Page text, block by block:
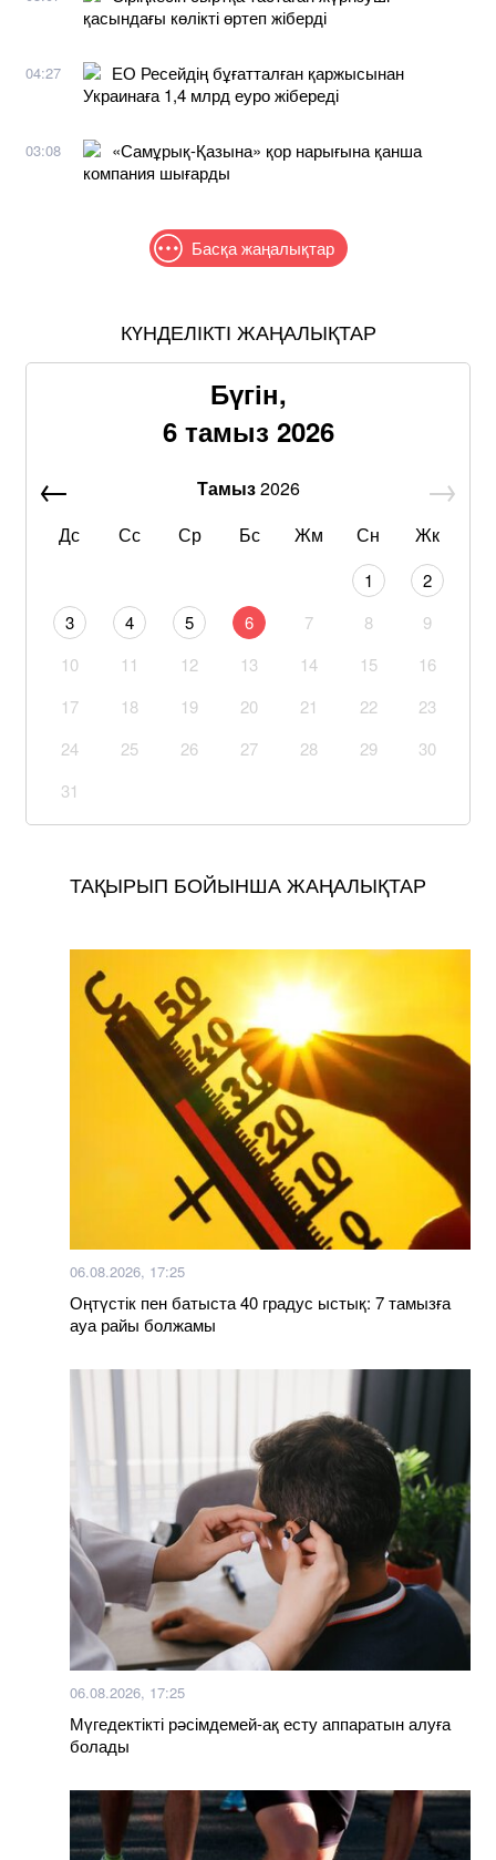
қасындағы көлікті өртеп жіберді
04:27
ЕО Ресейдің бұғатталған қаржысынан
Украинаға 1,4 млрд еуро жібереді
03:08
«Самұрық-Қазына» қор нарығына қанша
компания шығарды
Басқа жаңалықтар
КҮНДЕЛІКТІ ЖАҢАЛЫҚТАР
Бүгін,
6 тамыз 2026
Тамыз2026
Дс
Сс Ср Бс Жм Сн Жк
1
2
3
4 5 6 7 8
9
10
11 12 13 14 15
16
17
18 19 20 21 22
23
24
25 26 27 28 29
30
31
ТАҚЫРЫП БОЙЫНША ЖАҢАЛЫҚТАР
06.08.2026, 17:25
Оңтүстік пен батыста 40 градус ыстық: 7 тамызға
ауа райы болжамы
06.08.2026, 17:25
Мүгедектікті рәсімдемей-ақ есту аппаратын алуға
болады